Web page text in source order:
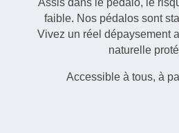
Assis dans le pédalo, le
faible. Nos pédalos sont
Vivez un réel dépaysement
naturelle
Accessible à tous, à